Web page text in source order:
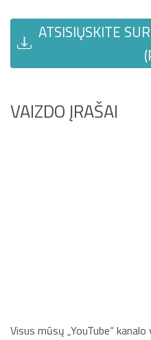
ATSISIŲSKITE
VAIZDO ĮRAŠAI
Visus mūsų „YouTube“